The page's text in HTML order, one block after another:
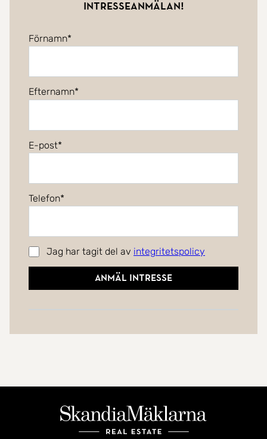
intresseanmälan!
Förnamn
Efternamn
E-post
Telefon
Jag har tagit del av integritetspolicy
Anmäl intresse